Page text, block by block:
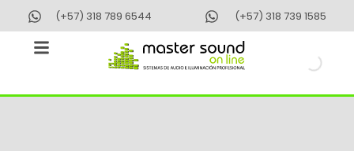
contenido
(+57) 318 789 6544 (+57) 318 739 1585